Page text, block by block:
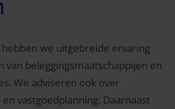
hebben we uitgebreide ervaring
beleggingsmaatschappijen en
We adviseren ook over
vastgoedplanning. Daarnaast